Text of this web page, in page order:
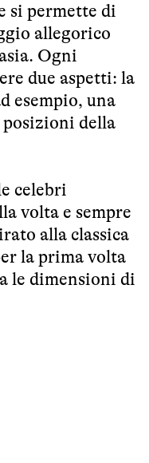
si permette di
allegorico
Ogni
due aspetti: la
esempio, una
posizioni della
celebri
volta e sempre
alla classica
la prima volta
le dimensioni di